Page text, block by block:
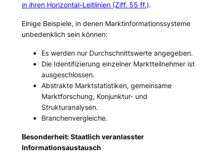
in ihren Horizontal-Leitlinien (Ziff. 55 ff.).
Einige Beispiele, in denen Marktinformationssysteme
unbedenklich sein können:
Es werden nur Durchschnittswerte angegeben.
Die Identifizierung einzelner Marktteilnehmer ist
ausgeschlossen.
Abstrakte Marktstatistiken, gemeinsame
Marktforschung, Konjunktur- und
Strukturanalysen.
Branchenvergleiche.
Besonderheit: Staatlich veranlasster
Informationsaustausch